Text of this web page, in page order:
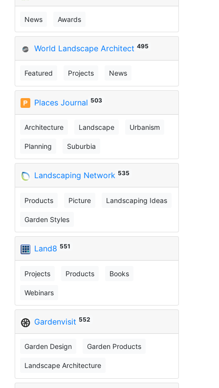
News Awards
World Landscape Architect 495
Featured Projects News
Places Journal 503
Architecture Landscape Urbanism
Planning Suburbia
Landscaping Network 535
Products Picture Landscaping Ideas
Garden Styles
Land8 551
Projects Products Books
Webinars
Gardenvisit 552
Garden Design Garden Products
Landscape Architecture